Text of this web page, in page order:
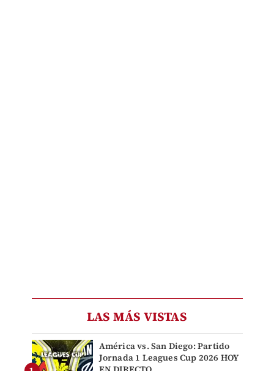
LAS MÁS VISTAS
América vs. San Diego: Partido
Jornada 1 Leagues Cup 2026 HOY